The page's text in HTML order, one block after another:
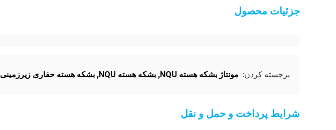
جزئیات محصول
برجسته کردن: مونتاژ بشکه هسته NQU , بشکه هسته NQU , بشکه هسته حفاری زیرزمینی NQU
شرایط پرداخت و حمل و نقل